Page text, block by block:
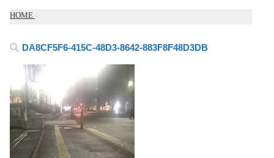
HOME
DA8CF5F6-415C-48D3-8642-883F8F48D3DB